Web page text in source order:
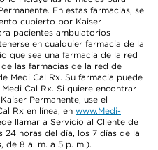
En estas farmacias, se
cubierto por Kaiser
pacientes ambulatorios
en cualquier farmacia de la
que sea una farmacia de la red
las farmacias de la red de
Medi Cal Rx. Su farmacia puede
Cal Rx. Si quiere encontrar
Permanente, use el
Rx en línea, en www.Medi-
llamar a Servicio al Cliente de
24 horas del día, los 7 días de la
de 8 a. m. a 5 p. m.).